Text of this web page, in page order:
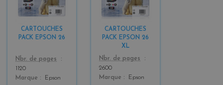
CARTOUCHES
PACK EPSON 26
Color
a
c
k
+
Nbr. de pages
1120
Marque
Epson
CARTOUCHES
PACK EPSON 26
XL
Color
a
c
k
+
Nbr. de pages
2600
Marque
Epson